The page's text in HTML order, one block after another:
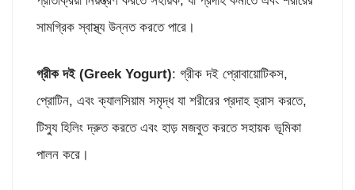
সামগ্রিক স্বাস্থ্য উন্নত করতে পারে।
গ্রীক দই (Greek Yogurt): গ্রীক দই প্রোবায়োটিকস,
প্রোটিন, এবং ক্যালসিয়াম সমৃদ্ধ যা শরীরের প্রদাহ হ্রাস করতে,
টিস্যু হিলিং দ্রুত করতে এবং হাড় মজবুত করতে সহায়ক ভূমিকা
পালন করে।